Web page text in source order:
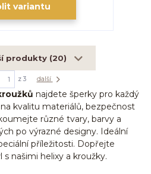
variantu
produkty (20)
z 3 další
najdete šperky pro každý
kvalitu materiálů, bezpečnost
různé tvary, barvy a
po výrazné designy. Ideální
příležitosti. Dopřejte
našimi helixy a kroužky.